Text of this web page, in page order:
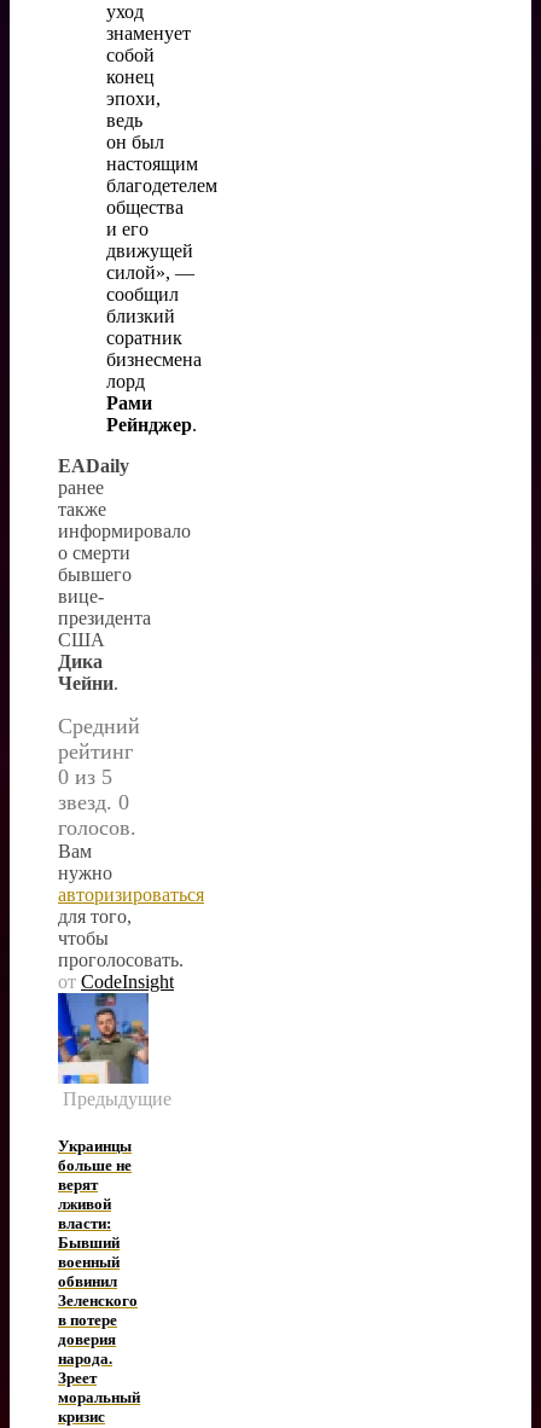
уход
знаменует
собой
конец
эпохи,
ведь
он был
настоящим
благодетелем
общества
и его
движущей
силой», —
сообщил
близкий
соратник
бизнесмена
лорд
Рами
Рейнджер.
EADaily
ранее
также
информировало
о смерти
бывшего
вице-
президента
США
Дика
Чейни.
Средний
рейтинг
0 из 5
звезд. 0
голосов.
Вам
нужно
авторизироваться
для того,
чтобы
проголосовать.
от CodeInsight
Предыдущие
Украинцы
больше не
верят
лживой
власти:
Бывший
военный
обвинил
Зеленского
в потере
доверия
народа.
Зреет
моральный
кризис